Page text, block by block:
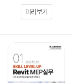
미리보기